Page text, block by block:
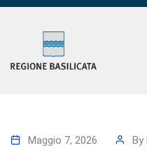
Maggio 7, 2026 By